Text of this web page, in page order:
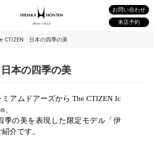
お問い合わせ
来店予約
CTIZEN 日本の四季の美
本の四季の美
アムドアーズから The CTIZENIc
季の美を表現した限定モデル「伊
介です。